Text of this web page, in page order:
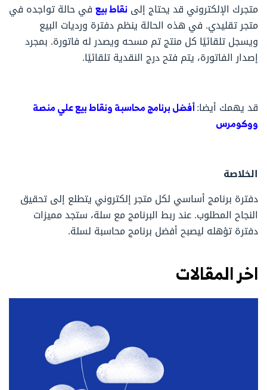
متجرك الإلكتروني قد يحتاج إلى نقاط بيع في حالة تواجده في
متجر تقليدي. في هذه الحالة ينظم دفترة ورديات البيع
ويسجل تلقائيًا كل منتج تم مسحه ويصدر له فاتورة. بمجرد
إصدار الفاتورة، يتم فتح درج النقدية تلقائيًا.
قد يهمك أيضا:أفضل برنامج محاسبة ونقاط بيع علي منصة
ووكومرس
الخلاصة
دفترة برنامج أساسي لكل متجر إلكتروني يتطلع إلى تحقيق
النجاح المطلوب. عند ربط البرنامج مع سلة، ستجد مميزات
دفترة تؤهله ليصبح أفضل برنامج محاسبة لسلة.
اخر المقالات